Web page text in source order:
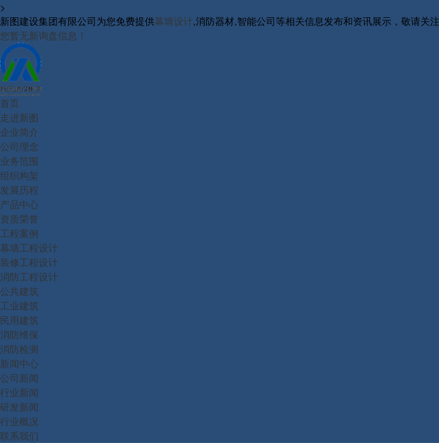
>
新图建设集团有限公司为您免费提供幕墙设计,消防器材,智能公司等相关信息发布和资讯展示，敬请关注
您暂无新询盘信息！
首页
走进新图
企业简介
公司理念
业务范围
组织构架
发展历程
产品中心
资质荣誉
工程案例
幕墙工程设计
装修工程设计
消防工程设计
公共建筑
工业建筑
民用建筑
消防维保
消防检测
新闻中心
公司新闻
行业新闻
研发新闻
行业概况
联系我们